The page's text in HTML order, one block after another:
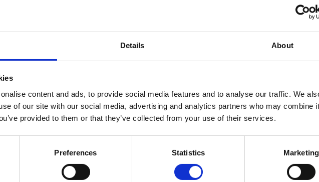
Details About
content and ads, to provide social media features and to analyse our traffic. We
of our site with our social media, advertising and analytics partners who may combine
provided to them or that they’ve collected from your use of their services.
Preferences Statistics Marketing
être remboursé. Vérifiez vos capacités de remboursement avant de